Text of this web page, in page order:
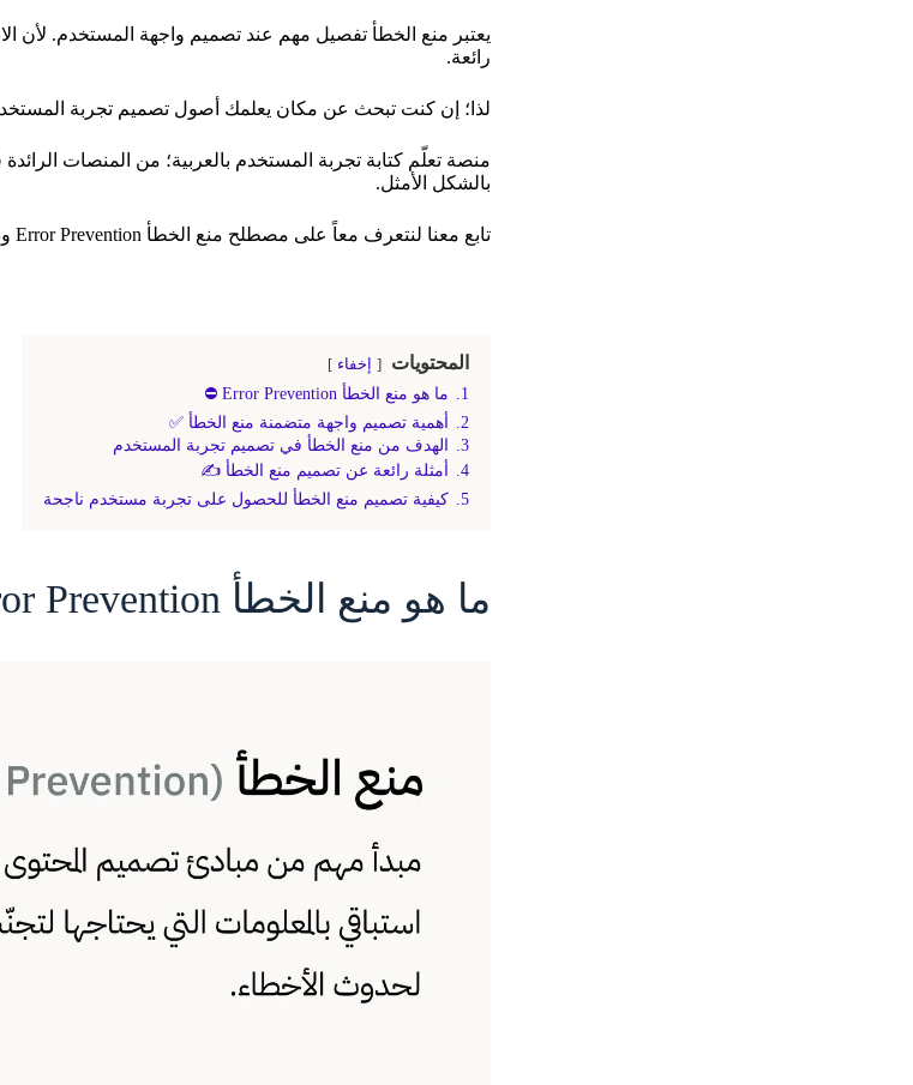
يعتبر منع الخطأ تفصيل مهم عند تصميم واجهة المستخدم. لأن
رائعة.
لذا؛ إن كنت تبحث عن مكان يعلمك أصول تصميم تجربة
منصة تعلّم كتابة تجربة المستخدم بالعربية؛ من المنصات
بالشكل الأمثل.
تابع معنا لنتعرف معاً على مصطلح منع الخطأ Error Prevention ودوره الهام في تحسين تجربة المستخدم.
المحتويات إخفاء
1.
ما هو منع الخطأ Error Prevention ⛔
2.
أهمية تصميم واجهة متضمنة منع الخطأ ✅
3.
الهدف من منع الخطأ في تصميم تجربة المستخدم
4.
أمثلة رائعة عن تصميم منع الخطأ ✍️
5.
كيفية تصميم منع الخطأ للحصول على تجربة مستخدم ناجحة
ما هو منع الخطأ Error Prevention ⛔